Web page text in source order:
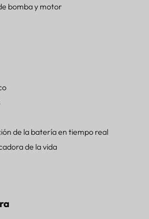
bomba y motor
de la batería en tiempo real
de la vida